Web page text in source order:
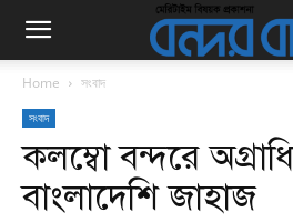
Home সংবাদ
সংবাদ
কলম্বো বন্দরে
বাংলাদেশি জাহাজ